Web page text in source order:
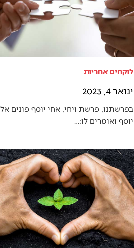
לוקחים אחריות
ינואר 4, 2023
בפרשתנו, פרשת ויחי, אחי יוסף פונים אל
יוסף ואומרים לו:…